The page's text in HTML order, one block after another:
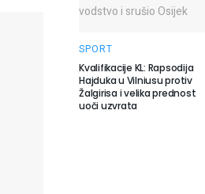
SPORT
Kvalifikacije KL: Rapsodija
Hajduka u Vilniusu protiv
Žalgirisa i velika prednost
uoči uzvrata